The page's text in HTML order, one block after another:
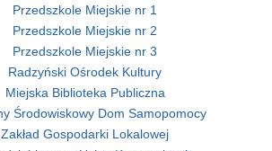
Przedszkole Miejskie nr 1
Przedszkole Miejskie nr 2
Przedszkole Miejskie nr 3
Radzyński Ośrodek Kultury
Miejska Biblioteka Publiczna
Środowiskowy Dom Samopomocy
Zakład Gospodarki Lokalowej